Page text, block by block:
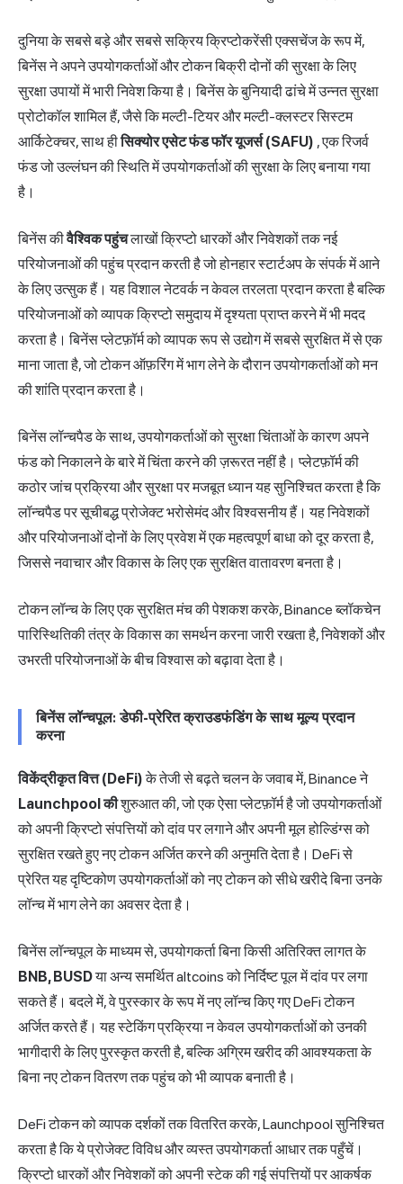
दुनिया के सबसे बड़े और सबसे सक्रिय क्रिप्टोकरेंसी एक्सचेंज के रूप में,
बिनेंस ने अपने उपयोगकर्ताओं और टोकन बिक्री दोनों की सुरक्षा के लिए
सुरक्षा उपायों में भारी निवेश किया है। बिनेंस के बुनियादी ढांचे में उन्नत सुरक्षा
प्रोटोकॉल शामिल हैं, जैसे कि मल्टी-टियर और मल्टी-क्लस्टर सिस्टम
आर्किटेक्चर, साथ हीसिक्योर एसेट फंड फॉर यूजर्स (SAFU) , एक रिजर्व
फंड जो उल्लंघन की स्थिति में उपयोगकर्ताओं की सुरक्षा के लिए बनाया गया
है।
बिनेंस कीवैश्विक पहुंचलाखों क्रिप्टो धारकों और निवेशकों तक नई
परियोजनाओं की पहुंच प्रदान करती है जो होनहार स्टार्टअप के संपर्क में आने
के लिए उत्सुक हैं। यह विशाल नेटवर्क न केवल तरलता प्रदान करता है बल्कि
परियोजनाओं को व्यापक क्रिप्टो समुदाय में दृश्यता प्राप्त करने में भी मदद
करता है। बिनेंस प्लेटफ़ॉर्म को व्यापक रूप से उद्योग में सबसे सुरक्षित में से एक
माना जाता है, जो टोकन ऑफ़रिंग में भाग लेने के दौरान उपयोगकर्ताओं को मन
की शांति प्रदान करता है।
बिनेंस लॉन्चपैड के साथ, उपयोगकर्ताओं को सुरक्षा चिंताओं के कारण अपने
फंड को निकालने के बारे में चिंता करने की ज़रूरत नहीं है। प्लेटफ़ॉर्म की
कठोर जांच प्रक्रिया और सुरक्षा पर मजबूत ध्यान यह सुनिश्चित करता है कि
लॉन्चपैड पर सूचीबद्ध प्रोजेक्ट भरोसेमंद और विश्वसनीय हैं। यह निवेशकों
और परियोजनाओं दोनों के लिए प्रवेश में एक महत्वपूर्ण बाधा को दूर करता है,
जिससे नवाचार और विकास के लिए एक सुरक्षित वातावरण बनता है।
टोकन लॉन्च के लिए एक सुरक्षित मंच की पेशकश करके, Binance ब्लॉकचेन
पारिस्थितिकी तंत्र के विकास का समर्थन करना जारी रखता है, निवेशकों और
उभरती परियोजनाओं के बीच विश्वास को बढ़ावा देता है।
बिनेंस लॉन्चपूल: डेफी-प्रेरित क्राउडफंडिंग के साथ मूल्य प्रदान
करना
विकेंद्रीकृत वित्त (DeFi)के तेजी से बढ़ते चलन के जवाब में, Binance ने
Launchpool कीशुरुआत की, जो एक ऐसा प्लेटफ़ॉर्म है जो उपयोगकर्ताओं
को अपनी क्रिप्टो संपत्तियों को दांव पर लगाने और अपनी मूल होल्डिंग्स को
सुरक्षित रखते हुए नए टोकन अर्जित करने की अनुमति देता है। DeFi से
प्रेरित यह दृष्टिकोण उपयोगकर्ताओं को नए टोकन को सीधे खरीदे बिना उनके
लॉन्च में भाग लेने का अवसर देता है।
बिनेंस लॉन्चपूल के माध्यम से, उपयोगकर्ता बिना किसी अतिरिक्त लागत के
BNB, BUSDया अन्य समर्थित altcoins को निर्दिष्ट पूल में दांव पर लगा
सकते हैं। बदले में, वे पुरस्कार के रूप में नए लॉन्च किए गए DeFi टोकन
अर्जित करते हैं। यह स्टेकिंग प्रक्रिया न केवल उपयोगकर्ताओं को उनकी
भागीदारी के लिए पुरस्कृत करती है, बल्कि अग्रिम खरीद की आवश्यकता के
बिना नए टोकन वितरण तक पहुंच को भी व्यापक बनाती है।
DeFi टोकन को व्यापक दर्शकों तक वितरित करके, Launchpool सुनिश्चित
करता है कि ये प्रोजेक्ट विविध और व्यस्त उपयोगकर्ता आधार तक पहुँचें।
क्रिप्टो धारकों और निवेशकों को अपनी स्टेक की गई संपत्तियों पर आकर्षक